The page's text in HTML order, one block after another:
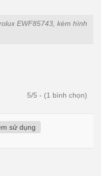
EWF85743, kèm hình
5/5 - (1 bình chọn)
sử dụng